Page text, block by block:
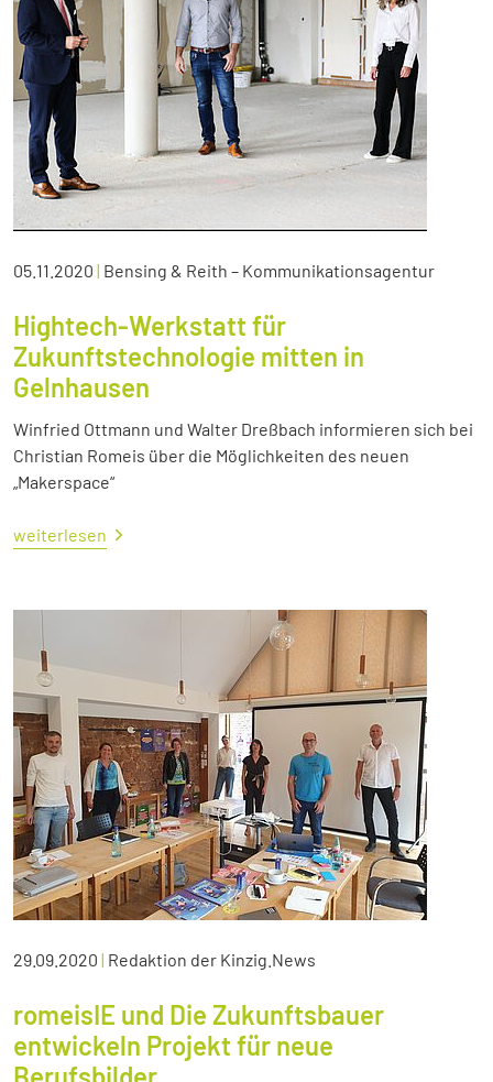
05.11.2020 | Bensing & Reith – Kommunikationsagentur
Hightech-Werkstatt für
Zukunftstechnologie mitten in
Gelnhausen
Winfried Ottmann und Walter Dreßbach informieren sich bei
Christian Romeis über die Möglichkeiten des neuen
„Makerspace“
weiterlesen
29.09.2020 | Redaktion der Kinzig.News
romeisIE und Die Zukunftsbauer
entwickeln Projekt für neue